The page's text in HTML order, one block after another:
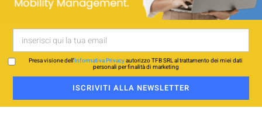
Presa visione dell’Informativa Privacyautorizzo TFB SRL al trattamento dei miei dati
personali per finalità di marketing
ISCRIVITI ALLA NEWSLETTER